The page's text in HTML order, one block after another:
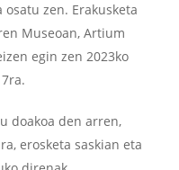
zen. Erakusketa
Museoan, Artium
egin zen 2023ko
doakoa den arren,
erosketa saskian eta